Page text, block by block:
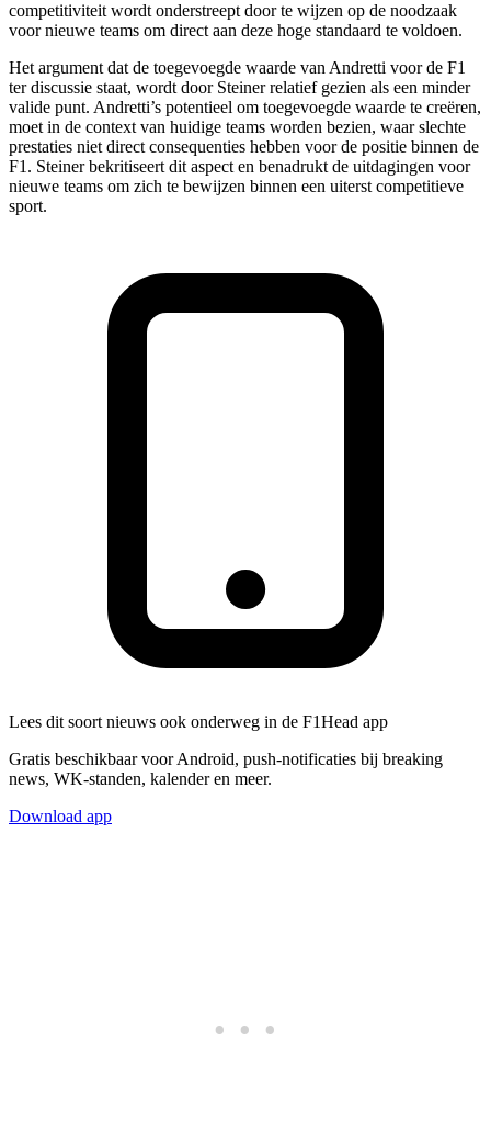
competitiviteit wordt onderstreept door te wijzen op de noodzaak
voor nieuwe teams om direct aan deze hoge standaard te voldoen.
Het argument dat de toegevoegde waarde van Andretti voor de F1
ter discussie staat, wordt door Steiner relatief gezien als een minder
valide punt. Andretti’s potentieel om toegevoegde waarde te creëren,
moet in de context van huidige teams worden bezien, waar slechte
prestaties niet direct consequenties hebben voor de positie binnen de
F1. Steiner bekritiseert dit aspect en benadrukt de uitdagingen voor
nieuwe teams om zich te bewijzen binnen een uiterst competitieve
sport.
Lees dit soort nieuws ook onderweg in de F1Head app
Gratis beschikbaar voor Android, push-notificaties bij breaking
news, WK-standen, kalender en meer.
Download app